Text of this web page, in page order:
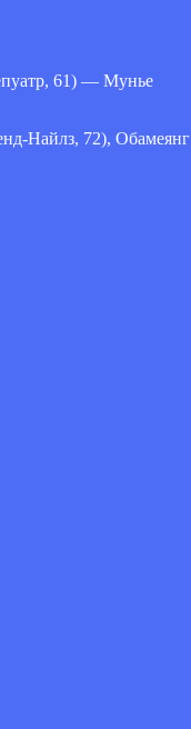
61) — Мунье
Найлз, 72), Обамеянг